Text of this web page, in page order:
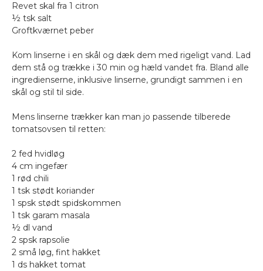
Revet skal fra 1 citron
½ tsk salt
Groftkværnet peber
Kom linserne i en skål og dæk dem med rigeligt vand. Lad
dem stå og trække i 30 min og hæld vandet fra. Bland alle
ingredienserne, inklusive linserne, grundigt sammen i en
skål og stil til side.
Mens linserne trækker kan man jo passende tilberede
tomatsovsen til retten:
2 fed hvidløg
4 cm ingefær
1 rød chili
1 tsk stødt koriander
1 spsk stødt spidskommen
1 tsk garam masala
½ dl vand
2 spsk rapsolie
2 små løg, fint hakket
1 ds hakket tomat